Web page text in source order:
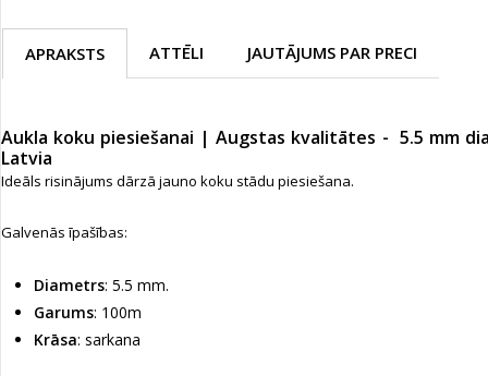
APRAKSTS ATTĒLI JAUTĀJUMS PAR PRECI
Aukla koku piesiešanai | Augstas kvalitātes - 5.5 mm
Latvia
Ideāls risinājums dārzā jauno koku stādu piesiešana.
Galvenās īpašības:
Diametrs: 5.5 mm.
Garums: 100m
Krāsa: sarkana